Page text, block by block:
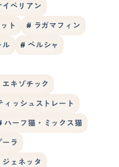
イベリアン
ト # ラガマフィン
ル # ペルシャ
エキゾチック
ィッシュストレート
ハーフ猫・ミックス猫
ラ
ジェネッタ